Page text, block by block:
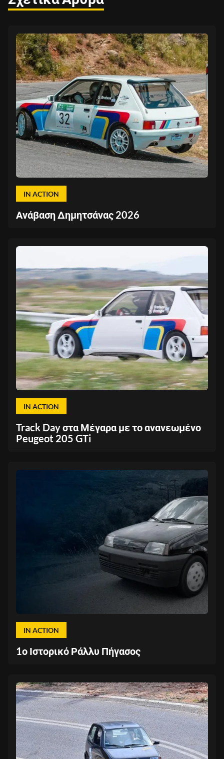
IN ACTION
Ανάβαση Δημητσάνας 2026
IN ACTION
Track Day στα Μέγαρα με το ανανεωμένο
Peugeot 205 GTi
IN ACTION
1ο Ιστορικό Ράλλυ Πήγασος